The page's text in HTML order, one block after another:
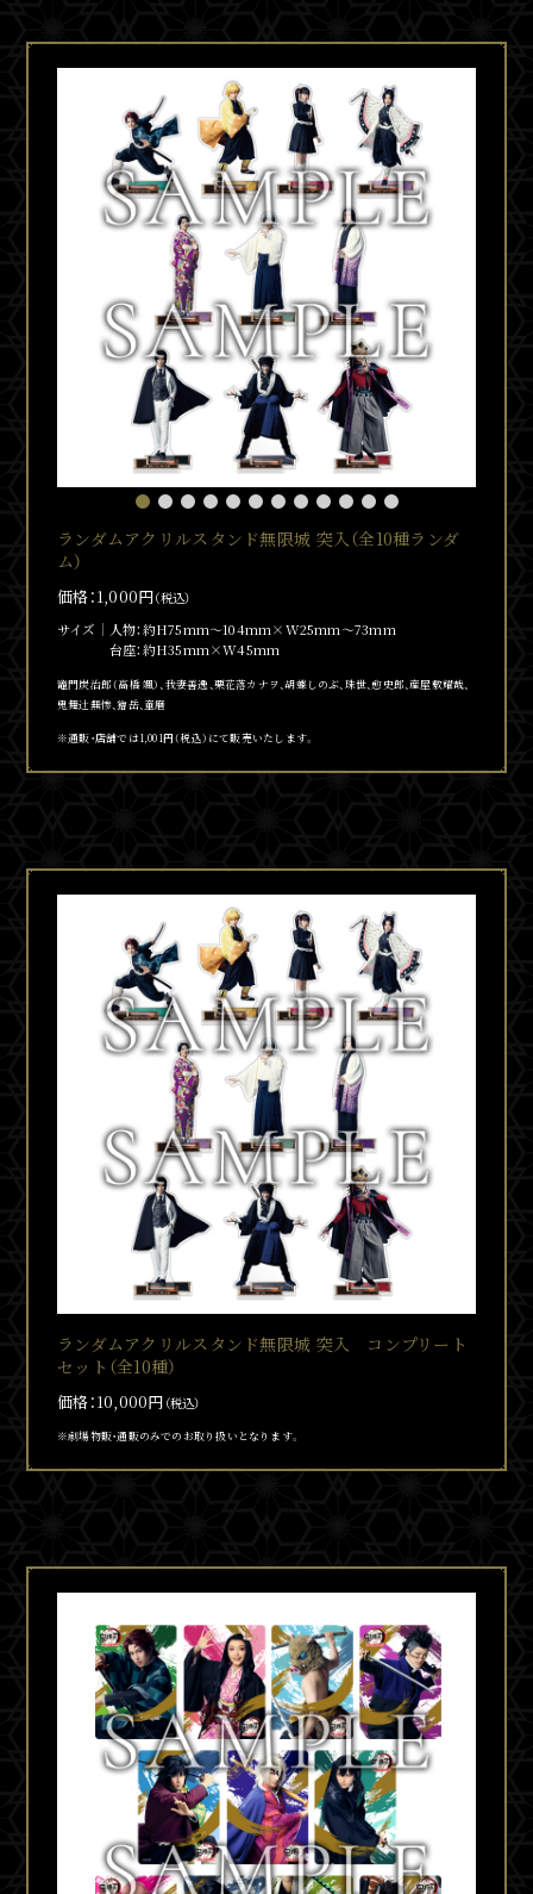
ランダムアクリルスタンド無限城 突入（全10種ランダ
ム）
価格：1,000円（税込）
サイズ
人物：約H75mm～104mm×W25mm～73mm
台座：約H35mm×W45mm
竈門炭治郎（髙橋 颯）、我妻善逸、栗花落カナヲ、胡蝶しのぶ、珠世、愈史郎、産屋敷耀哉、
鬼舞辻󠄀無惨、獪岳、童磨
※通販・店舗では1,001円（税込）にて販売いたします。
ランダムアクリルスタンド無限城 突入 コンプリート
セット（全10種）
価格：10,000円 （税込）
※劇場物販・通販のみでのお取り扱いとなります。